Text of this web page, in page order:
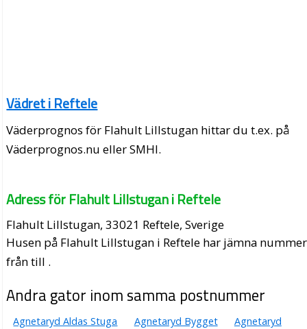
Vädret i Reftele
Väderprognos för Flahult Lillstugan hittar du t.ex. på
Väderprognos.nu eller SMHI.
Adress för Flahult Lillstugan i Reftele
Flahult Lillstugan, 33021 Reftele, Sverige
Husen på Flahult Lillstugan i Reftele har jämna nummer
från till .
Andra gator inom samma postnummer
Agnetaryd Aldas Stuga Agnetaryd Bygget
Agnetaryd